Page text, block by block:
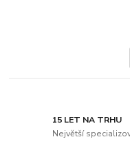
15 LET NA TRHU
Největší